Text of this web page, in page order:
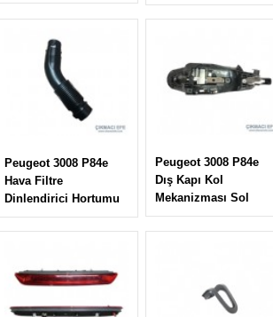
Peugeot 3008 P84e
Hava Filtre
Dinlendirici Hortumu
Peugeot 3008 P84e
Dış Kapı Kol
Mekanizması Sol